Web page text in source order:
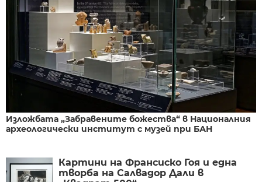
Изложбата „Забравените божества“ в Националния
археологически институт с музей при БАН
Картини на Франсиско Гоя и една
творба на Салвадор Дали в